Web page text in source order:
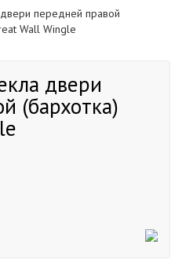
двери
(бархотка)